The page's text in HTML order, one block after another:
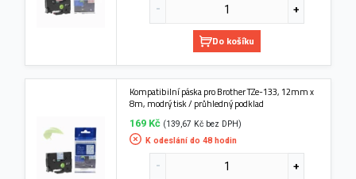
Do košíku
Kompatibilní páska pro Brother TZe-133, 12mm x
8m, modrý tisk / průhledný podklad
169 Kč (139,67 Kč bez DPH)
K odeslání do 48 hodin